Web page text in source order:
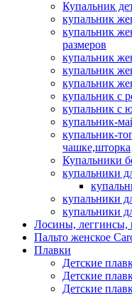
Купальник
купальник
купальник
размеров
купальник
купальник
купальник
купальник с
купальник с
купальник-
купальник-
чашке,шторка
Купальники
купальники
купальники
купальники
Лосины, леггинсы,
Пальто женское
Плавки
Детские
Детские
Детские